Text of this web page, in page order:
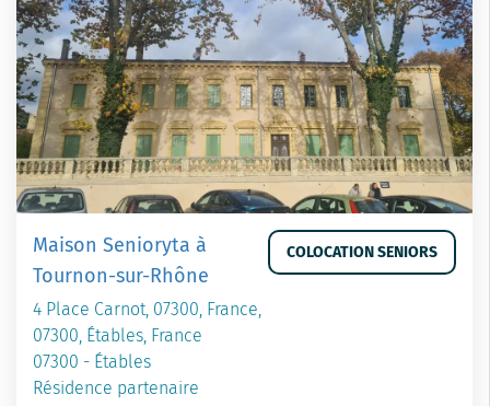
Maison Senioryta à
Tournon-sur-Rhône
4 Place Carnot, 07300, France,
07300, Étables, France
07300 - Étables
Résidence partenaire
COLOCATION SENIORS